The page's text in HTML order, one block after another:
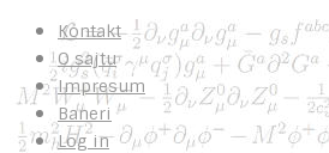
Kontakt
O sajtu
Impresum
Baneri
Log in